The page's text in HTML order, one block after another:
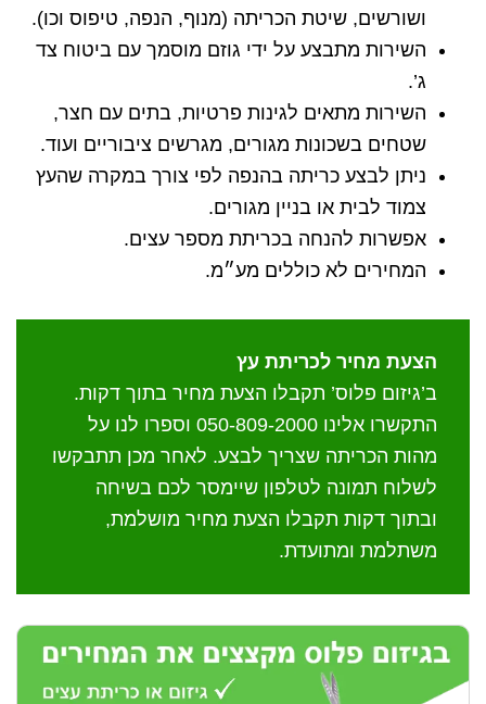
ושורשים, שיטת הכריתה (מנוף, הנפה, טיפוס וכו).
השירות מתבצע על ידי גוזם מוסמך עם ביטוח צד
ג’.
השירות מתאים לגינות פרטיות, בתים עם חצר,
שטחים בשכונות מגורים, מגרשים ציבוריים ועוד.
ניתן לבצע כריתה בהנפה לפי צורך במקרה שהעץ
צמוד לבית או בניין מגורים.
אפשרות להנחה בכריתת מספר עצים.
המחירים לא כוללים מע״מ.
הצעת מחיר לכריתת עץ
ב’גיזום פלוס’ תקבלו הצעת מחיר בתוך דקות.
התקשרו אלינו 050-809-2000 וספרו לנו על
מהות הכריתה שצריך לבצע. לאחר מכן תתבקשו
לשלוח תמונה לטלפון שיימסר לכם בשיחה
ובתוך דקות תקבלו הצעת מחיר מושלמת,
משתלמת ומתועדת.